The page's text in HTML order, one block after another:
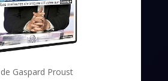
Gaspard Proust